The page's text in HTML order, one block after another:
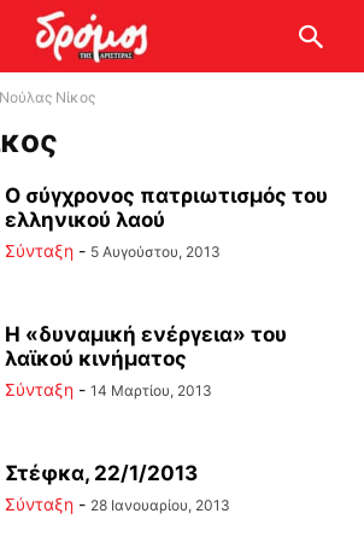
Νούλας Νίκος
Ο σύγχρονος πατριωτισμός του
ελληνικού λαού
Σύνταξη - 5 Αυγούστου, 2013
Η «δυναμική ενέργεια» του
λαϊκού κινήματος
Σύνταξη - 14 Μαρτίου, 2013
Στέφκα, 22/1/2013
Σύνταξη - 28 Ιανουαρίου, 2013